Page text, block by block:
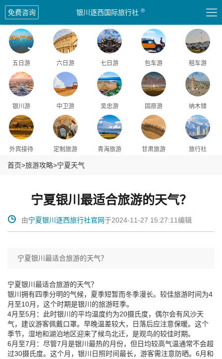

免费咨询 银川逐西国际旅行社 ®
五日游 六日游 七日游 包车游 租车游
银川游 中卫游 吴忠游 固原游 纳木错
外宾接待 定制旅游 青海旅游 甘肃旅游 旅行社
首页>旅游攻略>宁夏天气
宁夏银川最适合旅游的天气？
 由宁夏银川逐西旅行社官网于2024-11-27 15:27:11编辑
宁夏银川最适合旅游的天气？
宁夏银川最适合旅游的天气？
银川拥有四季分明的气候，夏季短暂而冬季漫长。较佳旅游时间为4
月至10月，这个时期是银川的旅游旺季。
4月至5月：此时银川的平均温度约为20摄氏度，偶尔会有风沙天
气，建议游客佩戴口罩。早晚温差较大，日落后应注意保暖。这个
季节，湿地和湖泊地区迎来了候鸟北迁，是观鸟的较佳时期。
6月至7月：尽管7月是银川最热的月份，但日均较高气温通常不会超
过30摄氏度。这个月，银川日照时间最长，游客需注意防晒。6月和
爆品
爆品
爆品
爆品